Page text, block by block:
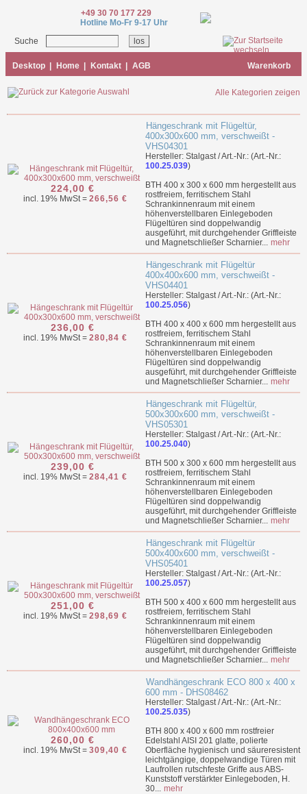
+49 30 70 177 229
Hotline Mo-Fr 9-17 Uhr
Suche
Desktop Home Kontakt AGB Warenkorb
Alle Kategorien zeigen
224,00 €
incl. 19% MwSt = 266,56 €
Hängeschrank mit Flügeltür,
400x300x600 mm, verschweißt -
VHS04301
Hersteller: Stalgast / Art.-Nr.: (Art.-Nr.:
100.25.039)
BTH 400 x 300 x 600 mm hergestellt aus
rostfreiem, ferritischem Stahl
Schrankinnenraum mit einem
höhenverstellbaren Einlegeboden
Flügeltüren sind doppelwandig
ausgeführt, mit durchgehender Griffleiste
und Magnetschließer Scharnier... mehr
236,00 €
incl. 19% MwSt = 280,84 €
Hängeschrank mit Flügeltür
400x400x600 mm, verschweißt -
VHS04401
Hersteller: Stalgast / Art.-Nr.: (Art.-Nr.:
100.25.056)
BTH 400 x 400 x 600 mm hergestellt aus
rostfreiem, ferritischem Stahl
Schrankinnenraum mit einem
höhenverstellbaren Einlegeboden
Flügeltüren sind doppelwandig
ausgeführt, mit durchgehender Griffleiste
und Magnetschließer Scharnier... mehr
239,00 €
incl. 19% MwSt = 284,41 €
Hängeschrank mit Flügeltür,
500x300x600 mm, verschweißt -
VHS05301
Hersteller: Stalgast / Art.-Nr.: (Art.-Nr.:
100.25.040)
BTH 500 x 300 x 600 mm hergestellt aus
rostfreiem, ferritischem Stahl
Schrankinnenraum mit einem
höhenverstellbaren Einlegeboden
Flügeltüren sind doppelwandig
ausgeführt, mit durchgehender Griffleiste
und Magnetschließer Scharnier... mehr
251,00 €
incl. 19% MwSt = 298,69 €
Hängeschrank mit Flügeltür
500x400x600 mm, verschweißt -
VHS05401
Hersteller: Stalgast / Art.-Nr.: (Art.-Nr.:
100.25.057)
BTH 500 x 400 x 600 mm hergestellt aus
rostfreiem, ferritischem Stahl
Schrankinnenraum mit einem
höhenverstellbaren Einlegeboden
Flügeltüren sind doppelwandig
ausgeführt, mit durchgehender Griffleiste
und Magnetschließer Scharnier... mehr
260,00 €
incl. 19% MwSt = 309,40 €
Wandhängeschrank ECO 800 x 400 x
600 mm - DHS08462
Hersteller: Stalgast / Art.-Nr.: (Art.-Nr.:
100.25.035)
BTH 800 x 400 x 600 mm rostfreier
Edelstahl AISI 201 glatte, polierte
Oberfläche hygienisch und säureresistent
leichtgängige, doppelwandige Türen mit
Laufrollen rutschfeste Griffe aus ABS-
Kunststoff verstärkter Einlegeboden, H.
30... mehr